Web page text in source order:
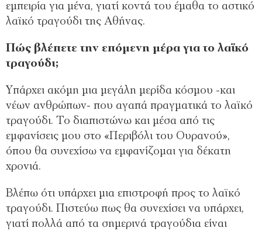
εμπειρία για μένα, γιατί κοντά του έμαθα το αστικό
λαϊκό τραγούδι της Αθήνας.
Πώς βλέπετε την επόμενη μέρα για το λαϊκό
τραγούδι;
Υπάρχει ακόμη μια μεγάλη μερίδα κόσμου -και
νέων ανθρώπων- που αγαπά πραγματικά το λαϊκό
τραγούδι. Το διαπιστώνω και μέσα από τις
εμφανίσεις μου στο «Περιβόλι του Ουρανού»,
όπου θα συνεχίσω να εμφανίζομαι για δέκατη
χρονιά.
Βλέπω ότι υπάρχει μια επιστροφή προς το λαϊκό
τραγούδι. Πιστεύω πως θα συνεχίσει να υπάρχει,
γιατί πολλά από τα σημερινά τραγούδια είναι